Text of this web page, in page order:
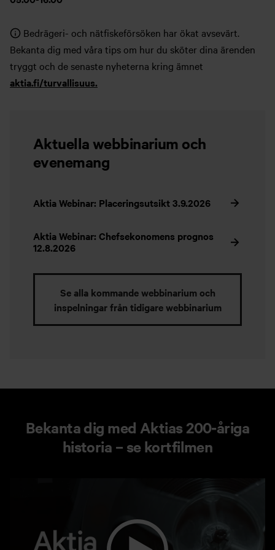
Bedrägeri- och nätfiskeförsöken har ökat avsevärt.
Bekanta dig med våra tips om hur du sköter dina ärenden
tryggt och de senaste nyheterna kring ämnet
aktia.fi/turvallisuus.
Aktuella webbinarium och
evenemang
Aktia Webinar: Placeringsutsikt 3.9.2026
Aktia Webinar: Chefsekonomens prognos
12.8.2026
Se alla kommande webbinarium och
inspelningar från tidigare webbinarium
Bekanta dig med Aktias 200‑åriga
historia – se kortfilmen